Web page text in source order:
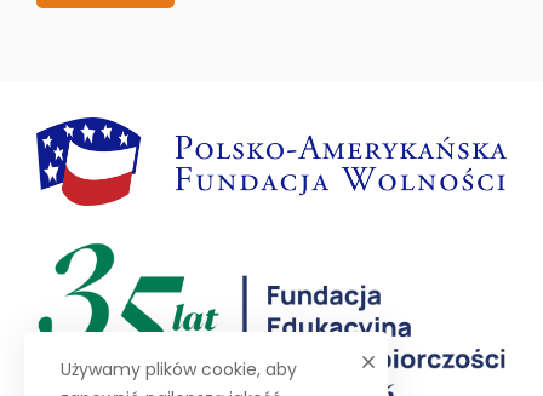
Używamy plików cookie, aby